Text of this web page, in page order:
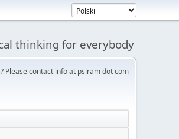
thinking for everybody
Please contact info at psiram dot com